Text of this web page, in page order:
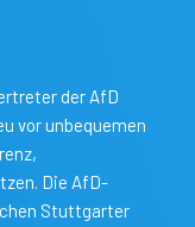
der AfD
vor unbequemen
Die AfD-
Stuttgarter